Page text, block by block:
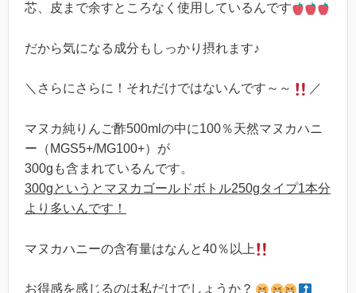
芯、皮まで余すところなく使用しているんです
だから気になる成分もしっかり摂れます♪
＼さらにさらに！それだけではないんです～～ ／
マヌカ純りんご酢500mlの中に100％天然マヌカハニ
ー（MGS5+/MG100+）が
300gも含まれているんです。
300gというとマヌカゴールドボトル250gタイプ1本分
より多いんです！
マヌカハニーの含有量はなんと40％以上
お得感を感じるのは私だけでしょうか？